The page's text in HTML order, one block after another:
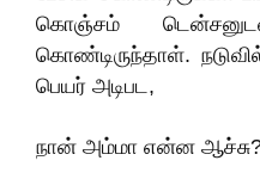
கொஞ்சம்
கொண்டிருந்தாள்.
பெயர் அடிபட,
நான் அம்மா என்ன